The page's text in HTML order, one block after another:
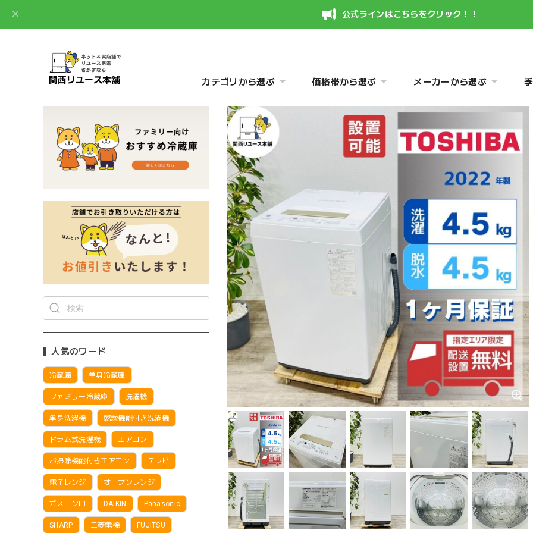
公式ラインはこちらをクリック！！
カテゴリから選ぶ 価格帯から選ぶ メーカーから選ぶ
人気のワード
冷蔵庫 単身冷蔵庫
ファミリー冷蔵庫 洗濯機
単身洗濯機 乾燥機能付き洗濯機
ドラム式洗濯機 エアコン
お掃除機能付きエアコン テレビ
電子レンジ オーブンレンジ
ガスコンロ DAIKIN Panasonic
SHARP 三菱電機 FUJITSU